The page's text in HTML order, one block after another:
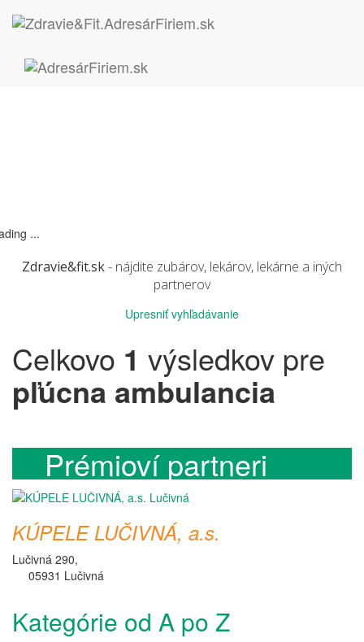
...
Zdravie&fit.sk- nájdite zubárov, lekárov, lekárne a iných
partnerov
Upresniť vyhľadávanie
Celkovo 1 výsledkov pre
pľúcna ambulancia
Prémioví partneri
KÚPELE LUČIVNÁ, a.s.
Lučivná 290,
05931 Lučivná
Kategórie od A po Z